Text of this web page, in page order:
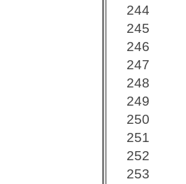
244
245
246
247
248
249
250
251
252
253